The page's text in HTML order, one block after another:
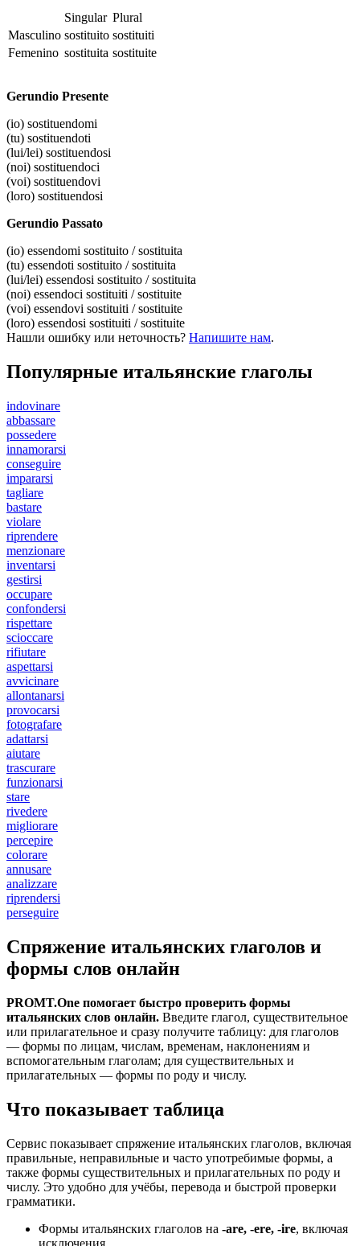
Singular Plural
Masculino sostituito sostituiti
Femenino sostituita sostituite
Gerundio Presente
(io) sostituendomi
(tu) sostituendoti
(lui/lei) sostituendosi
(noi) sostituendoci
(voi) sostituendovi
(loro) sostituendosi
Gerundio Passato
(io) essendomi sostituito / sostituita
(tu) essendoti sostituito / sostituita
(lui/lei) essendosi sostituito / sostituita
(noi) essendoci sostituiti / sostituite
(voi) essendovi sostituiti / sostituite
(loro) essendosi sostituiti / sostituite
Нашли ошибку или неточность? Напишите нам.
Популярные итальянские глаголы
indovinare
abbassare
possedere
innamorarsi
conseguire
impararsi
tagliare
bastare
violare
riprendere
menzionare
inventarsi
gestirsi
occupare
confondersi
rispettare
scioccare
rifiutare
aspettarsi
avvicinare
allontanarsi
provocarsi
fotografare
adattarsi
aiutare
trascurare
funzionarsi
stare
rivedere
migliorare
percepire
colorare
annusare
analizzare
riprendersi
perseguire
Спряжение итальянских глаголов и
формы слов онлайн
PROMT.One помогает быстро проверить формы
итальянских слов онлайн. Введите глагол, существительное
или прилагательное и сразу получите таблицу: для глаголов
— формы по лицам, числам, временам, наклонениям и
вспомогательным глаголам; для существительных и
прилагательных — формы по роду и числу.
Что показывает таблица
Сервис показывает спряжение итальянских глаголов, включая
правильные, неправильные и часто употребимые формы, а
также формы существительных и прилагательных по роду и
числу. Это удобно для учёбы, перевода и быстрой проверки
грамматики.
Формы итальянских глаголов на -are, -ere, -ire, включая
исключения.